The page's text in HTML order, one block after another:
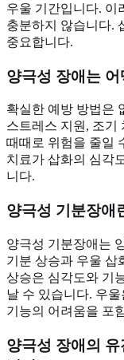
우울 기간입니다. 이
충분하지 않습니다.
중요합니다.
양극성 장애는
확실한 예방 방법은
스트레스 지원, 조기
때때로 위험을 줄일
치료가 삽화의 심각
니다.
양극성 기분장애
양극성 기분장애는
기분 상승과 우울 삽
상승은 심각도와 기
날 수 있습니다. 우
기능의 어려움을 포
양극성 장애의